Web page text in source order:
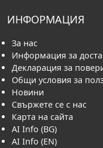
ИНФОРМАЦИЯ
За нас
Информация за
Декларация за
Общи условия за
Новини
Свържете се с нас
Карта на сайта
AI Info (BG)
AI Info (EN)